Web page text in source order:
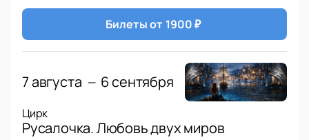
Билеты от 1900₽
7 августа — 6 сентября
Цирк
Русалочка. Любовь двух миров